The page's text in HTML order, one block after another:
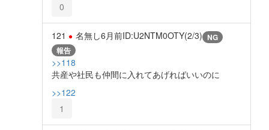
0
121 名無し6月前ID:U2NTM0OTY(2/3) NG
報告
>>118
共産や社民も仲間に入れてあげればいいのに
>>122
1